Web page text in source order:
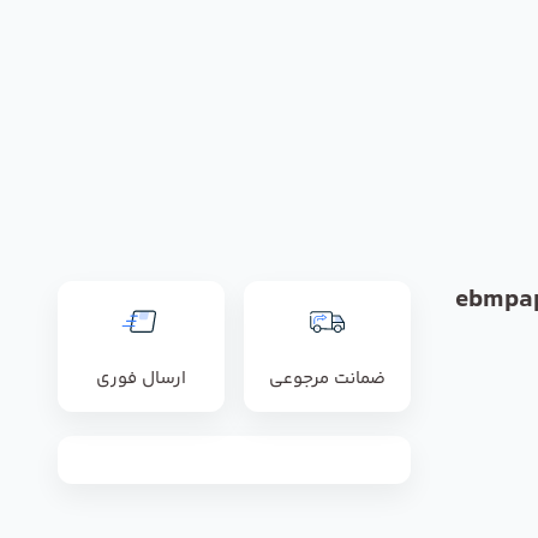
ضمانت مرجوعی ارسال فوری